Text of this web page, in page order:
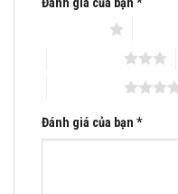
Đánh giá của bạn *